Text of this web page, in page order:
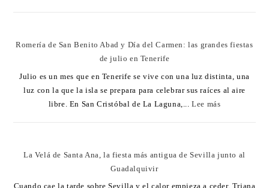
Romería de San Benito Abad y Día del Carmen: las grandes fiestas
de julio en Tenerife
Julio es un mes que en Tenerife se vive con una luz distinta, una
luz con la que la isla se prepara para celebrar sus raíces al aire
libre. En San Cristóbal de La Laguna,...Lee más
La Velá de Santa Ana, la fiesta más antigua de Sevilla junto al
Guadalquivir
Cuando cae la tarde sobre Sevilla y el calor empieza a ceder, Triana